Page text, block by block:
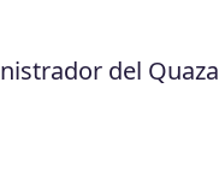
del Quaza